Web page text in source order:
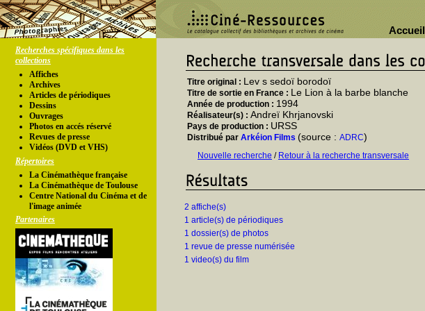
Accueil
Recherches spécifiques dans les
collections
Affiches
Archives
Articles de périodiques
Dessins
Ouvrages
Photos en accés réservé
Revues de presse
Vidéos (DVD et VHS)
Répertoires
La Cinémathèque française
La Cinémathèque de Toulouse
Centre National du Cinéma et de
l'image animée
Partenaires
Titre original : Lev s sedoï borodoï
Titre de sortie en France : Le Lion à la barbe blanche
Année de production : 1994
Réalisateur(s) : Andreï Khrjanovski
Pays de production : URSS
Distribué par Arkéion Films (source : ADRC)
Nouvelle recherche / Retour à la recherche transversale
2 affiche(s)
1 article(s) de périodiques
1 dossier(s) de photos
1 revue de presse numérisée
1 video(s) du film